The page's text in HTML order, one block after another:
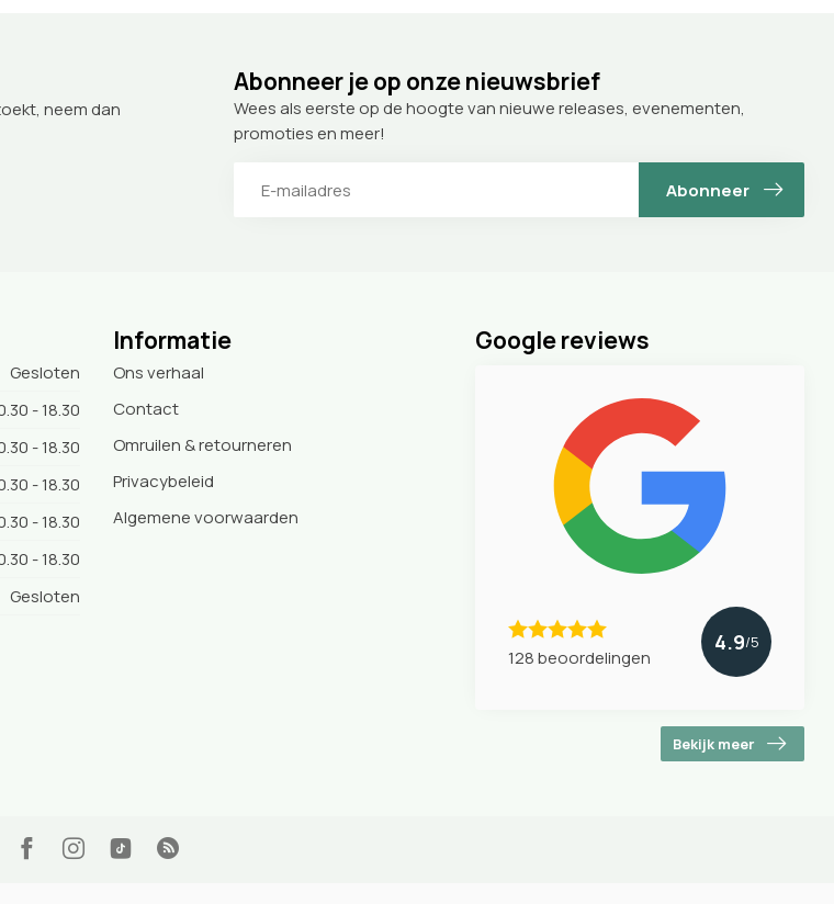
neem dan
Abonneer je op onze nieuwsbrief
Wees als eerste op de hoogte van nieuwe releases, evenementen,
promoties en meer!
Abonneer
Gesloten
- 18.30
- 18.30
- 18.30
- 18.30
- 18.30
Gesloten
Informatie
Ons verhaal
Contact
Omruilen & retourneren
Privacybeleid
Algemene voorwaarden
Google reviews
128 beoordelingen
4.9/5
Bekijk meer